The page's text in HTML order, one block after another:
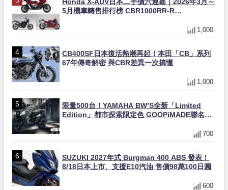
5月機車轉售排行榜 CBR1000RR-R
1,000
CB400SF日本復活熱潮再起！本田「CB」系列
67年傳奇解密 與CBR差異一次搞懂
1,000
限量500台！YAMAHA BW’S全新「Limited
Edition」都市探索限定色 GOOPiMADE聯名包
700
SUZUKI 2027年式 Burgman 400 ABS 發表！
8/18日本上市、支援E10汽油 售價98萬100日圓
600